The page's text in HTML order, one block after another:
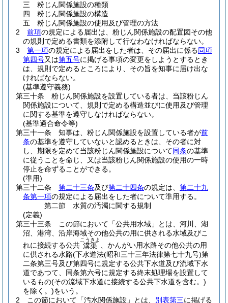
三
粉じん関係施設の種類
四
粉じん関係施設の構造
五
粉じん関係施設の使用及び管理の方法
2
前項の規定による届出は、粉じん関係施設の配置図その他
の規則で定める書類を添附して行なわなければならない。
3
第一項の規定による届出をした者は、その届出に係る同項
第四号又は第五号に掲げる事項の変更をしようとするとき
は、規則で定めるところにより、その旨を知事に届け出な
ければならない。
(基準遵守義務)
第三十条
粉じん関係施設を設置している者は、当該粉じん
関係施設について、規則で定める構造並びに使用及び管理
に関する基準を遵守しなければならない。
(基準適合命令等)
第三十一条
知事は、粉じん関係施設を設置している者が前
条の基準を遵守していないと認めるときは、その者に対
し、期限を定めて当該粉じん関係施設について同条の基準
に従うことを命じ、又は当該粉じん関係施設の使用の一時
停止を命ずることができる。
(準用)
第三十二条
第二十三条及び第二十四条の規定は、 第二十九
条第一項の規定による届出をした者について準用する。
第二節
水質の汚濁に関する規制
(定義)
第三十三条
この節において「公共用水域」とは、河川、湖
沼、港湾、沿岸海域その他公共の用に供される水域及びこ
れに接続する公共 溝渠
こうきよ
、かんがい用水路その他公共の用
に供される水路(下水道法(昭和三十三年法律第七十九号)第
二条第三号及び第四号に規定する公共下水道及び流域下水
道であつて、同条第六号に規定する終末処理場を設置して
いるもの(その流域下水道に接続する公共下水道を含む。)
を除く。)をいう。
2
この節において「汚水関係施設」とは、 別表第三に掲げる